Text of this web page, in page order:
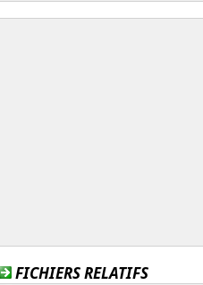
FICHIERS RELATIFS